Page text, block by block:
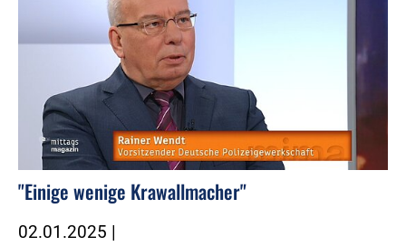
"Einige wenige Krawallmacher"
02.01.2025 |